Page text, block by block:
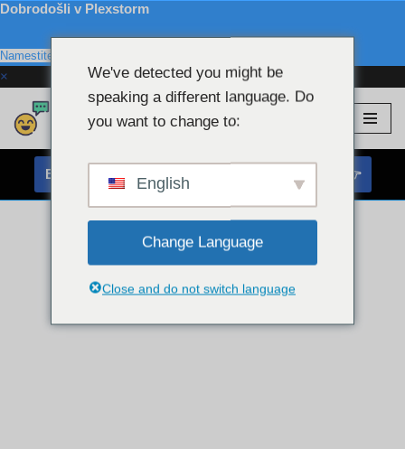
Dobrodošli v Plexstorm
Namestite
×
Preskoči
vsebino
Plexstorm 💖 VIP modeli
BREZPLAČEN KLEPET S SPLETNO KAMERO 👉
We've detected you might be
speaking a different language. Do
you want to change to:
English
Change Language
Close and do not switch language